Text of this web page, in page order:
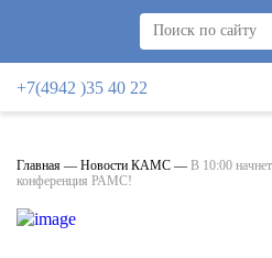
+7(4942 )35 40 22
Главная — Новости КАМС — В 10:00
конференция РАМС!